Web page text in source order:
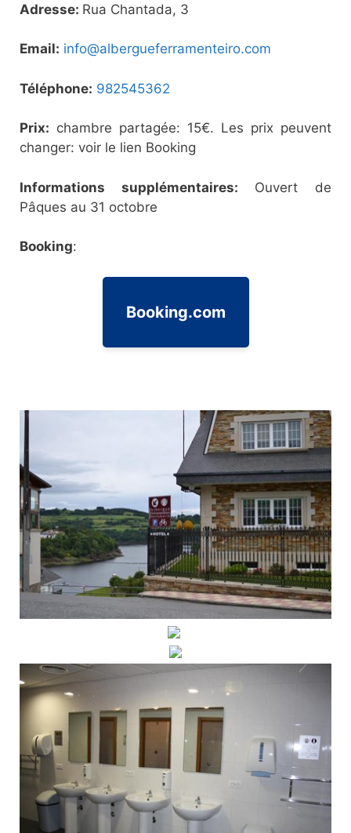
Adresse: Rua Chantada, 3
Email: info@albergueferramenteiro.com
Téléphone: 982545362
Prix: chambre partagée: 15€. Les prix peuvent
changer: voir le lien Booking
Informations supplémentaires: Ouvert de
Pâques au 31 octobre
Booking:
Booking.com